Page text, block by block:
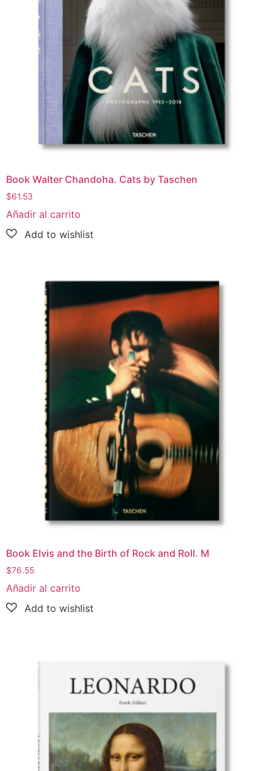
Book Walter Chandoha. Cats by Taschen
$61.53
Añadir al carrito
Book Elvis and the Birth of Rock and Roll. M
$76.55
Añadir al carrito